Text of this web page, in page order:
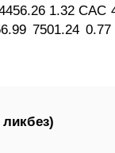
1.32
7501.24